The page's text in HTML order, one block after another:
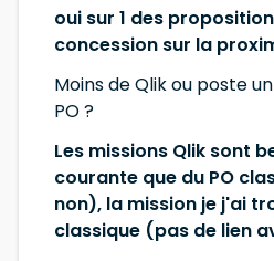
oui sur 1 des
concession sur la
Moins de Qlik ou poste
PO ?
Les missions Qlik sont
courante que du PO
non), la mission je j'ai
classique (pas de lien